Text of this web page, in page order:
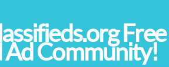
Free
Ad Community!